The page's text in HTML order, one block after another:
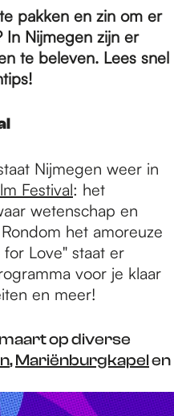
pakken en zin om er
Nijmegen zijn er
te beleven. Lees snel
Nijmegen weer in
Festival: het
wetenschap en
het amoreuze
Love" staat er
voor je klaar
en meer!
op diverse
,Mariënburgkapelen